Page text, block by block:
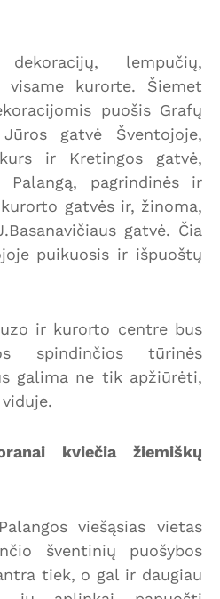
lempučių,
kurorte. Šiemet
puošis Grafų
gatvė Šventojoje,
ir Kretingos gatvė,
pagrindinės ir
gatvės ir, žinoma,
gatvė. Čia
puikuosis ir išpuoštų
ir kurorto centre bus
spindinčios tūrinės
galima ne tik apžiūrėti,
kviečia žiemiškų
viešąsias vietas
šventinių puošybos
tiek, o gal ir daugiau